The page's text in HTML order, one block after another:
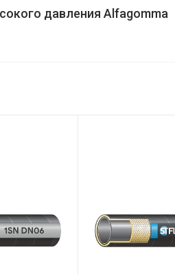
давления Alfagomma